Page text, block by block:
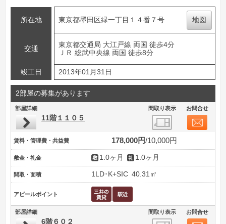
所在地 東京都墨田区緑一丁目１４番７号 地図
交通
東京都交通局 大江戸線 両国 徒歩4分
ＪＲ 総武中央線 両国 徒歩8分
竣工日 2013年01月31日
2部屋の募集があります
部屋詳細 間取り表示 お問合せ
11階１１０５
賃料・管理費・共益費 178,000円 10,000円
敷金・礼金 1.0ヶ月 1.0ヶ月
間取・面積 1LD･K+SIC 40.31㎡
アピールポイント
部屋詳細 間取り表示 お問合せ
6階６０２